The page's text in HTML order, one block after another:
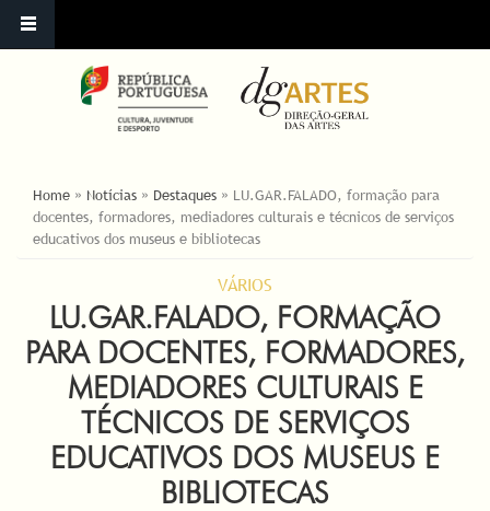
ESTÁ AQUI
Home » Notícias » Destaques » LU.GAR.FALADO, formação para
docentes, formadores, mediadores culturais e técnicos de serviços
educativos dos museus e bibliotecas
VÁRIOS
LU.GAR.FALADO, FORMAÇÃO
PARA DOCENTES, FORMADORES,
MEDIADORES CULTURAIS E
TÉCNICOS DE SERVIÇOS
EDUCATIVOS DOS MUSEUS E
BIBLIOTECAS